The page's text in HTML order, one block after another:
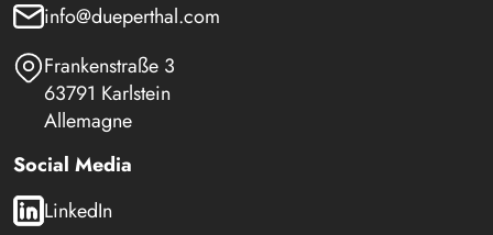
info@dueperthal.com
Frankenstraße 3
63791 Karlstein
Allemagne
Social Media
LinkedIn